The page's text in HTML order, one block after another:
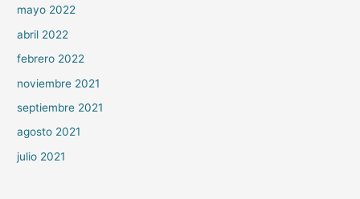
mayo 2022
abril 2022
febrero 2022
noviembre 2021
septiembre 2021
agosto 2021
julio 2021